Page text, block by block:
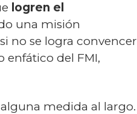
logren el
una misión
no se logra convencer
enfático del FMI,
medida al largo.